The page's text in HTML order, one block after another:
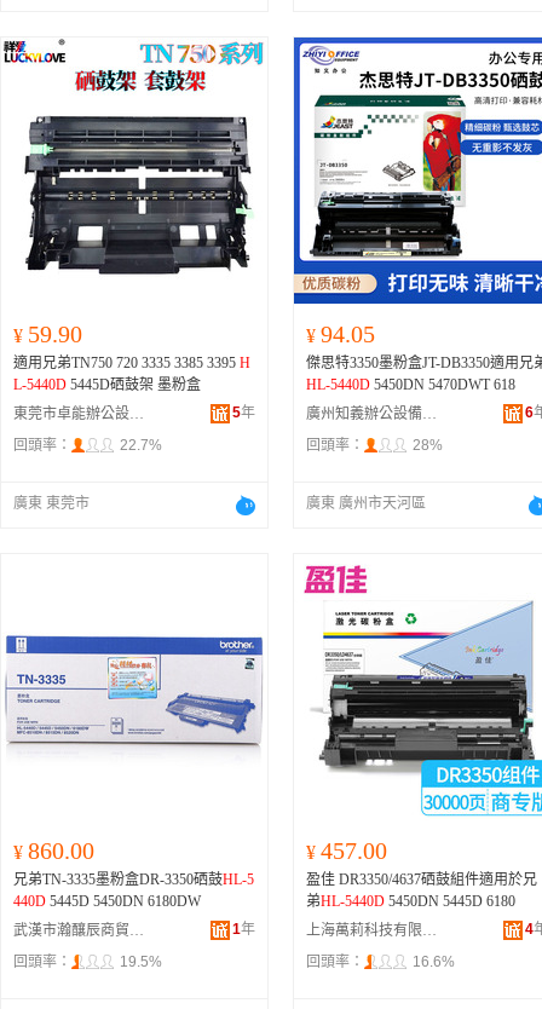
¥ 59.90
適用兄弟TN750 720 3335 3385 3395 H
L-5440D 5445D硒鼓架 墨粉盒
東莞市卓能辦公設備有限公司
5年
回頭率：
22.7%
廣東 東莞市
¥ 94.05
傑思特3350墨粉盒JT-DB3350適用兄
HL-5440D 5450DN 5470DWT 618
廣州知義辦公設備有限公司
6
回頭率：
28%
廣東 廣州市天河區
¥ 860.00
兄弟TN-3335墨粉盒DR-3350硒鼓HL-5
440D 5445D 5450DN 6180DW
武漢市瀚釀辰商貿有限公司
1年
回頭率：
19.5%
¥ 457.00
盈佳 DR3350/4637硒鼓組件適用於兄
弟HL-5440D 5450DN 5445D 6180
上海萬莉科技有限公司
4
回頭率：
16.6%